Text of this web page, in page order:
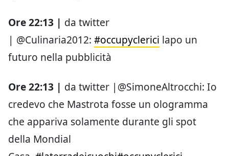
Ore 22:13 | da twitter
| @Culinaria2012: #occupyclerici lapo un
futuro nella pubblicità
Ore 22:13 | da twitter |@SimoneAltrocchi: Io
credevo che Mastrota fosse un ologramma
che appariva solamente durante gli spot
della Mondial